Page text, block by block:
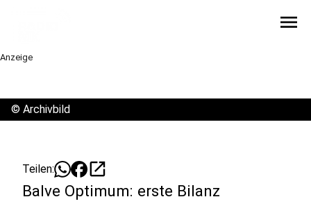
menu
Anzeige
© Archivbild
Teilen: open_in_new
Balve Optimum: erste Bilanz